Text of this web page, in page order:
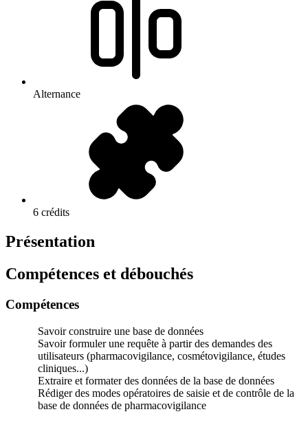
Alternance
6 crédits
Présentation
Compétences et débouchés
Compétences
Savoir construire une base de données
Savoir formuler une requête à partir des demandes des
utilisateurs (pharmacovigilance, cosmétovigilance, études
cliniques...)
Extraire et formater des données de la base de données
Rédiger des modes opératoires de saisie et de contrôle de la
base de données de pharmacovigilance